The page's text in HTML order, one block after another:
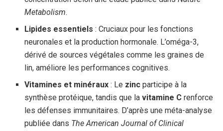
Metabolism.
Lipides essentiels : Cruciaux pour les fonctions
neuronales et la production hormonale. L’oméga-3,
dérivé de sources végétales comme les graines de
lin, améliore les performances cognitives.
Vitamines et minéraux : Le zinc participe à la
synthèse protéique, tandis que lavitamine C renforce
les défenses immunitaires. D’après une méta-analyse
publiée dans The American Journal of Clinical